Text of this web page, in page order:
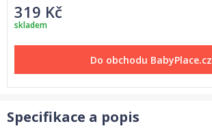
319 Kč
skladem
Do obchodu BabyPlace.cz
Specifikace a popis